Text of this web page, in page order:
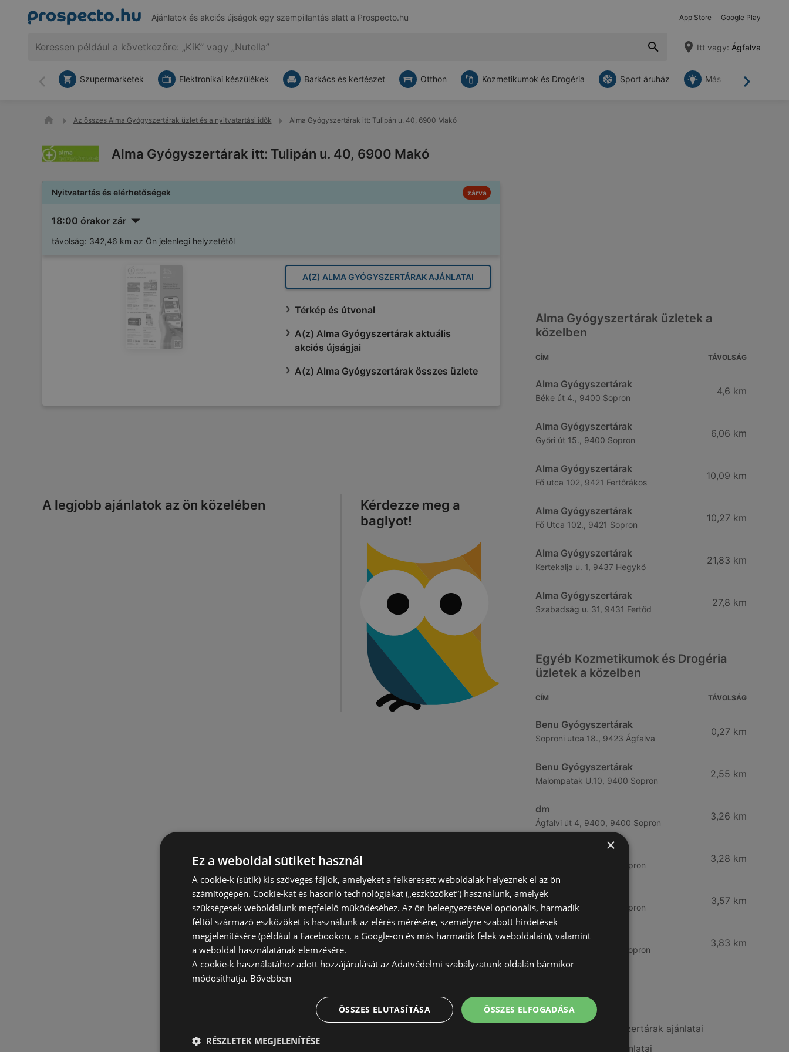
Ajánlatok és akciós újságok egy szempillantás alatt a Prospecto.hu App Store Google Play
Itt vagy: Ágfalva
Vissza Tovább
Szupermarketek Elektronikai készülékek Barkács és kertészet Otthon Kozmetikumok és Drogéria Sport áruház Más
Az összes Alma Gyógyszertárak üzlet és a nyitvatartási idők Alma Gyógyszertárak itt: Tulipán u. 40, 6900 Makó
Alma Gyógyszertárak itt: Tulipán u. 40, 6900 Makó
Nyitvatartás és elérhetőségek zárva
18:00 órakor zár
távolság: 342,46 km az Ön jelenlegi helyzetétől
A(Z) ALMA GYÓGYSZERTÁRAK AJÁNLATAI
Térkép és útvonal
A(z) Alma Gyógyszertárak aktuális
akciós újságjai
A(z) Alma Gyógyszertárak összes üzlete
A legjobb ajánlatok az ön közelében
Kérdezze meg a
baglyot!
Alma Gyógyszertárak üzletek a
közelben
CÍM TÁVOLSÁG
Alma Gyógyszertárak
Béke út 4., 9400 Sopron
4,6 km
Alma Gyógyszertárak
Győri út 15., 9400 Sopron
6,06 km
Alma Gyógyszertárak
Fő utca 102, 9421 Fertőrákos
10,09 km
Alma Gyógyszertárak
Fő Utca 102., 9421 Sopron
10,27 km
Alma Gyógyszertárak
Kertekalja u. 1, 9437 Hegykő
21,83 km
Alma Gyógyszertárak
Szabadság u. 31, 9431 Fertőd
27,8 km
Egyéb Kozmetikumok és Drogéria
üzletek a közelben
CÍM TÁVOLSÁG
Benu Gyógyszertárak
Soproni utca 18., 9423 Ágfalva
0,27 km
Benu Gyógyszertárak
Malompatak U.10, 9400 Sopron
2,55 km
dm
Ágfalvi út 4, 9400, 9400 Sopron
3,26 km
Besenyő u. 23, 9400 Sopron
3,28 km
Vianni
Bánfalvi út 14., 9400 Sopron
3,57 km
Rossmann
Bánfalvi út 6-8., 9400 Sopron
3,83 km
További linkek
A(z) Alma Gyógyszertárak ajánlatai
A(z) PatikaPlus ajánlatai
×
Ez a weboldal sütiket használ
A cookie-k (sütik) kis szöveges fájlok, amelyeket a felkeresett weboldalak helyeznek el az ön
számítógépén. Cookie-kat és hasonló technológiákat („eszközöket”) használunk, amelyek
szükségesek weboldalunk megfelelő működéséhez. Az ön beleegyezésével opcionális, harmadik
féltől származó eszközöket is használunk az elérés mérésére, személyre szabott hirdetések
megjelenítésére (például a Facebookon, a Google-on és más harmadik felek weboldalain), valamint
a weboldal használatának elemzésére.
A cookie-k használatához adott hozzájárulását az Adatvédelmi szabályzatunk oldalán bármikor
módosíthatja. Bővebben
ÖSSZES ELFOGADÁSA
ÖSSZES ELUTASÍTÁSA
RÉSZLETEK MEGJELENÍTÉSE